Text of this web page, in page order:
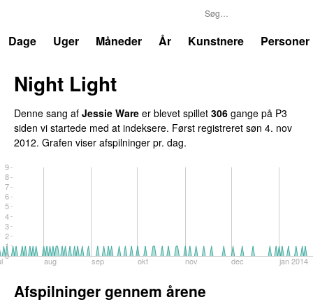
Dage
Uger Måneder År Kunstnere Personer
Night Light
Denne sang af Jessie Ware er blevet spillet 306 gange på P3
siden vi startede med at indeksere. Først registreret søn 4. nov
2012. Grafen viser afspilninger pr. dag.
aug sep okt nov dec jan 2014
0
1
2
3
4
5
6
7
8
9
Afspilninger gennem årene